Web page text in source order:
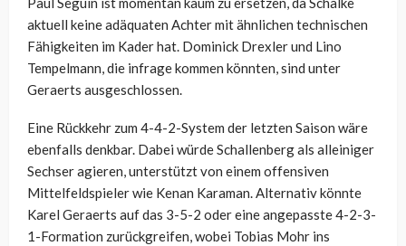
aktuell keine adäquaten Achter mit ähnlichen technischen
Fähigkeiten im Kader hat. Dominick Drexler und Lino
Tempelmann, die infrage kommen könnten, sind unter
Geraerts ausgeschlossen.
Eine Rückkehr zum 4-4-2-System der letzten Saison wäre
ebenfalls denkbar. Dabei würde Schallenberg als alleiniger
Sechser agieren, unterstützt von einem offensiven
Mittelfeldspieler wie Kenan Karaman. Alternativ könnte
Karel Geraerts auf das 3-5-2 oder eine angepasste 4-2-3-
1-Formation zurückgreifen, wobei Tobias Mohr ins